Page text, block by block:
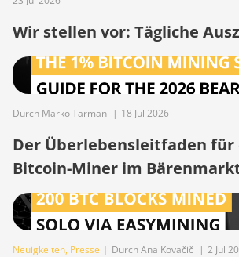
BITMAIN Antminer S19 Hyd.
(152Th)
BITMAIN Antminer S19 Hydro
(158Th)
BITMAIN Antminer S19 XP
Hyd (255Th)
(100TH)
BITMAIN Antminer S19j
(90Th)
Wir stellen vor: Tägliche
Durch Marko Tarman | 18 Jul 2026
Der Überlebensleitfaden für
Bitcoin-Miner im
Neuigkeiten, Presse | Durch Ana Kovačič | 2 Jul